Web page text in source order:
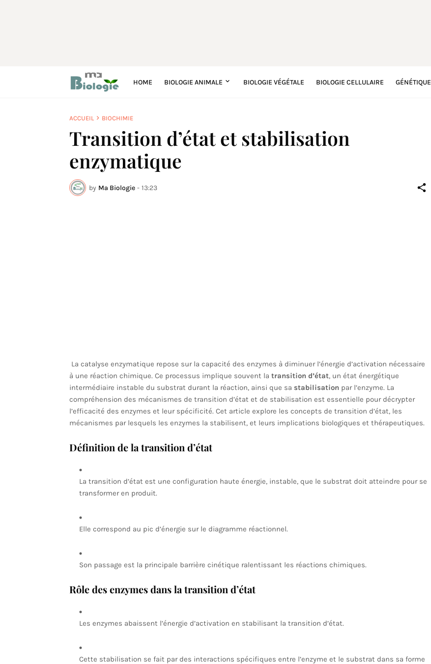
HOME BIOLOGIE ANIMALE BIOLOGIE VÉGÉTALE BIOLOGIE CELLULAIRE GÉNÉTIQUE
ACCUEIL BIOCHIMIE
Transition d’état et stabilisation
enzymatique
by Ma Biologie - 13:23
La catalyse enzymatique repose sur la capacité des enzymes à diminuer l’énergie d’activation nécessaire
à une réaction chimique. Ce processus implique souvent la transition d’état, un état énergétique
intermédiaire instable du substrat durant la réaction, ainsi que sa stabilisationpar l’enzyme. La
compréhension des mécanismes de transition d’état et de stabilisation est essentielle pour décrypter
l’efficacité des enzymes et leur spécificité. Cet article explore les concepts de transition d’état, les
mécanismes par lesquels les enzymes la stabilisent, et leurs implications biologiques et thérapeutiques.
Définition de la transition d’état
La transition d’état est une configuration haute énergie, instable, que le substrat doit atteindre pour se
transformer en produit.
Elle correspond au pic d’énergie sur le diagramme réactionnel.
Son passage est la principale barrière cinétique ralentissant les réactions chimiques.
Rôle des enzymes dans la transition d’état
Les enzymes abaissent l’énergie d’activation en stabilisant la transition d’état.
Cette stabilisation se fait par des interactions spécifiques entre l’enzyme et le substrat dans sa forme